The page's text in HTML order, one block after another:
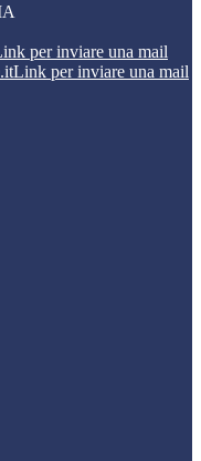
per inviare una mail
Link per inviare una mail